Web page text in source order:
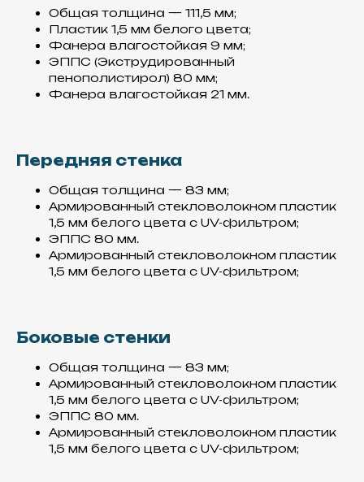
Общая толщина — 111,5 мм;
Пластик 1,5 мм белого цвета;
Фанера влагостойкая 9 мм;
ЭППС (Экструдированный
пенополистирол) 80 мм;
Фанера влагостойкая 21 мм.
Передняя стенка
Общая толщина — 83 мм;
Армированный стекловолокном пластик
1,5 мм белого цвета с UV-фильтром;
ЭППС 80 мм.
Армированный стекловолокном пластик
1,5 мм белого цвета с UV-фильтром;
Боковые стенки
Общая толщина — 83 мм;
Армированный стекловолокном пластик
1,5 мм белого цвета с UV-фильтром;
ЭППС 80 мм.
Армированный стекловолокном пластик
1,5 мм белого цвета с UV-фильтром;